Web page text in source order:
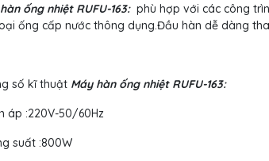
ống nhiệt RUFU-163: phù hợp với các công
ống cấp nước thông dụng.Đầu hàn dễ dàng
số kĩ thuật Máy hàn ống nhiệt RUFU-163:
áp :220V-50/60Hz
suất :800W